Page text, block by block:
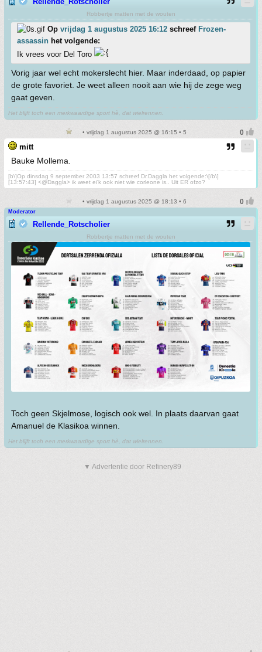
Robbertje matten met de wouten
Op vrijdag 1 augustus 2025 16:12 schreef Frozen-
assassin het volgende:
Ik vrees voor Del Toro
Vorig jaar wel echt mokerslecht hier. Maar inderdaad, op papier
de grote favoriet. Je weet alleen nooit aan wie hij de zege weg
gaat geven.
Het blijft toch een merkwaardige sport hè, dat wielrennen.
• vrijdag 1 augustus 2025 @ 16:15 • 5
mitt
Bauke Mollema.
[b\]Op dinsdag 9 september 2003 13:57 schreef Dr.Daggla het volgende:\[/b\]
[13:57:43] <@Daggla> ik weet ei'k ook niet wie corleone is.. Uit ER ofzo?
• vrijdag 1 augustus 2025 @ 18:13 • 6
Moderator
Rellende_Rotscholier
Robbertje matten met de wouten
Toch geen Skjelmose, logisch ook wel. In plaats daarvan gaat
Amanuel de Klasikoa winnen.
Het blijft toch een merkwaardige sport hè, dat wielrennen.
▼ Advertentie door Refinery89